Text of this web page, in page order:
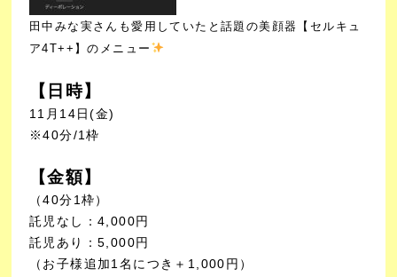
田中みな実さんも愛用していたと話題の美顔器【セルキュ
ア4T++】のメニュー
【日時】
11月14日(金)
※40分/1枠
【金額】
（40分1枠）
託児なし：4,000円
託児あり：5,000円
（お子様追加1名につき＋1,000円）